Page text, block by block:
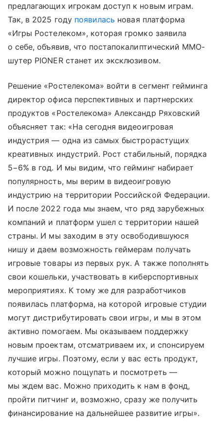
предлагающих игрокам доступ к новым играм.
Так, в 2025 году появилась новая платформа
«Игры Ростелеком», которая громко заявила
о себе, объявив, что постапокалиптический MMO-
шутер PIONER станет их эксклюзивом.
Решение «Ростелекома» войти в сегмент гейминга
директор офиса перспективных и партнерских
продуктов «Ростелекома» Александр Ряховский
объясняет так: «На сегодня видеоигровая
индустрия — одна из самых быстрорастущих
креативных индустрий. Рост стабильный, порядка
5−6% в год. И мы видим, что гейминг набирает
популярность, мы верим в видеоигровую
индустрию на территории Российской Федерации.
И после 2022 года мы знаем, что ряд зарубежных
компаний и платформ ушел с территории нашей
страны. И мы заходим в эту освободившуюся
нишу и даем возможность геймерам получать
игровые товары из первых рук. А также пополнять
свои кошельки, участвовать в киберспортивных
мероприятиях. К тому же для разработчиков
появилась платформа, на которой игровые студии
могут дистрибутировать свои игры, и мы в этом
активно помогаем. Мы оказываем поддержку
новым проектам, отсматриваем их, и спонсируем
лучшие игры. Поэтому, если у вас есть продукт,
который можно пощупать и посмотреть —
мы ждем вас. Можно приходить к нам в фонд,
пройти питчинг и, возможно, сразу же получить
финансирование на дальнейшее развитие игры».